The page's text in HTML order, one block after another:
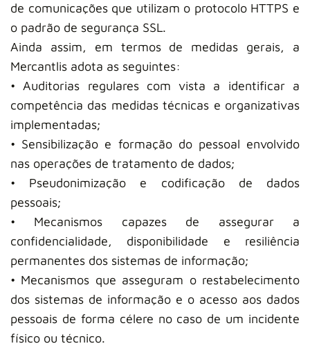
de comunicações que utilizam o protocolo HTTPS e
o padrão de segurança SSL.
Ainda assim, em termos de medidas gerais, a
Mercantlis adota as seguintes:
• Auditorias regulares com vista a identificar a
competência das medidas técnicas e organizativas
implementadas;
• Sensibilização e formação do pessoal envolvido
nas operações de tratamento de dados;
• Pseudonimização e codificação de dados
pessoais;
• Mecanismos capazes de assegurar a
confidencialidade, disponibilidade e resiliência
permanentes dos sistemas de informação;
• Mecanismos que asseguram o restabelecimento
dos sistemas de informação e o acesso aos dados
pessoais de forma célere no caso de um incidente
físico ou técnico.